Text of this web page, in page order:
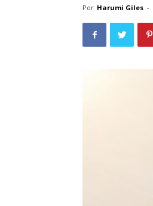
Por Harumi Giles -